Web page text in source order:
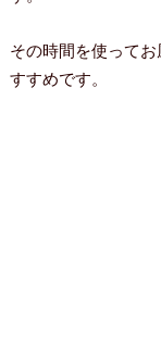
その時間を使って
すすめです。